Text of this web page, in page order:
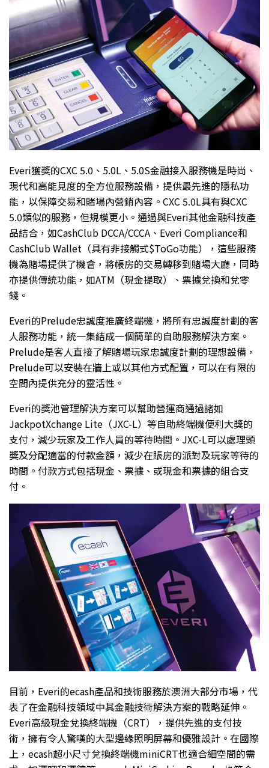
Everi獲獎的CXC 5.0、5.0L、5.0S金融接入服務機是時尚、
現代和高能見度的全方位服務設備，提供最先進的隱私功
能，以保障交易和賭場內營銷內容。CXC 5.0L具有與CXC
5.0類似的服務，但規模更小。通過與Everi其他金融科技產
品結合，如CashClub DCCA/CCCA、Everi Compliance和
CashClub Wallet（具有非接觸式$ToGo功能），這些服務
機為賭場提供了機會，將帳房的交易轉移到賭場大廳，同時
亦提供傳統功能，如ATM（現金提取）、票據兌換和兌零
錢。
Everi的Prelude忠誠度推廣終端機，將所有忠誠度計劃的客
人服務功能，統一集結成一個簡單的自助服務解決方案。
Prelude是客人直接了解賭場玩家忠誠度計劃的理想設備，
Prelude可以安裝在牆上或以其他方式配置，可以在有限的
空間內提供充分的靈活性。
Everi的獎池管理解決方案可以幫助營運商通過諸如
JackpotXchange Lite（JXC-L）等自助終端機便利大獎的
支付，減少玩家及工作人員的等待時間。JXC-L可以處理頭
獎及分配適當的付款金額，減少在賬房的派對及玩家等待的
時間。付款方式包括現金、票據、或現金和票據的組合支
付。
目前，Everi的ecash產品和技術服務於澳洲大部分市場，代
表了在金融科技領域中其金融技術解決方案的戰略延伸。
Everi高級現金兌換終端機（CRT），提供先進的支付技
術，擁有令人驚嘆的大型邊緣照明屏幕和優雅設計。在國際
上，ecash超小尺寸兌換終端機miniCRT也適合細空間的需